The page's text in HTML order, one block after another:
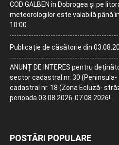
COD GALBEN în Dobrogea și pe
meteorologilor este valabilă până
10:00
Publicație de căsătorie din
ANUNȚ DE INTERES pentru
sector cadastral nr. 30
cadastral nr. 18 (Zona Ecluză-
perioada 03.08.2026-07.08.2026!
POSTĂRI POPULARE